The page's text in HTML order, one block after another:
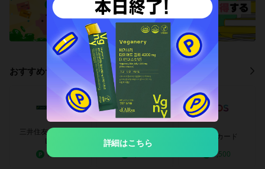
おすすめサービス
三井住友カード（N
L）
1,500
ルド（NL）
エポスカード
1,500
詳細はこちら